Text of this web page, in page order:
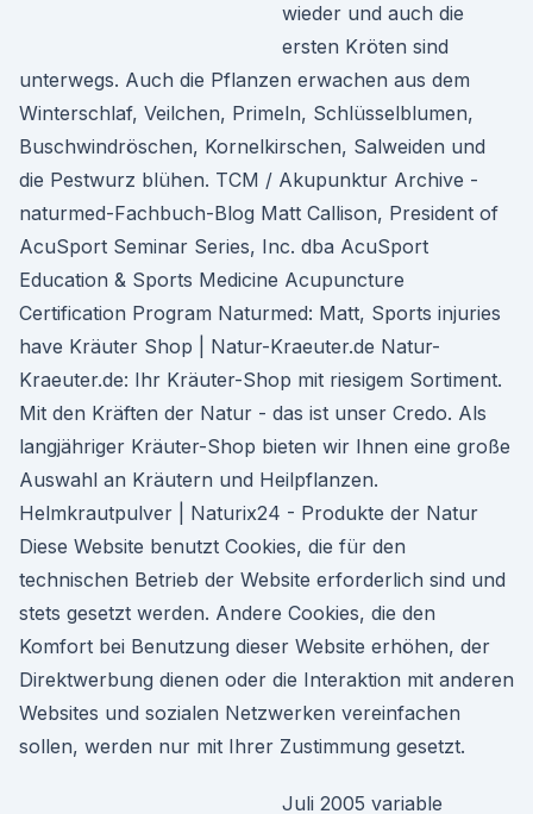
wieder und auch die
ersten Kröten sind
unterwegs. Auch die Pflanzen erwachen aus dem
Winterschlaf, Veilchen, Primeln, Schlüsselblumen,
Buschwindröschen, Kornelkirschen, Salweiden und
die Pestwurz blühen. TCM / Akupunktur Archive -
naturmed-Fachbuch-Blog Matt Callison, President of
AcuSport Seminar Series, Inc. dba AcuSport
Education & Sports Medicine Acupuncture
Certification Program Naturmed: Matt, Sports injuries
have Kräuter Shop | Natur-Kraeuter.de Natur-
Kraeuter.de: Ihr Kräuter-Shop mit riesigem Sortiment.
Mit den Kräften der Natur - das ist unser Credo. Als
langjähriger Kräuter-Shop bieten wir Ihnen eine große
Auswahl an Kräutern und Heilpflanzen.
Helmkrautpulver | Naturix24 - Produkte der Natur
Diese Website benutzt Cookies, die für den
technischen Betrieb der Website erforderlich sind und
stets gesetzt werden. Andere Cookies, die den
Komfort bei Benutzung dieser Website erhöhen, der
Direktwerbung dienen oder die Interaktion mit anderen
Websites und sozialen Netzwerken vereinfachen
sollen, werden nur mit Ihrer Zustimmung gesetzt.
Juli 2005 variable